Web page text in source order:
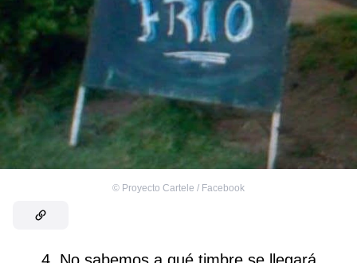
© Proyecto Cartele / Facebook